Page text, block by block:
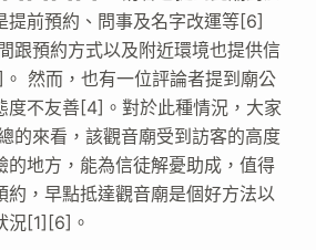
提前預約、問事及名字改運等[6]
跟預約方式以及附近環境也提供信
然而，也有一位評論者提到廟公
度不友善[4]。對於此種情況，大家
的來看，該觀音廟受到訪客的高度
的地方，能為信徒解憂助成，值得
約，早點抵達觀音廟是個好方法以
況[1][6]。